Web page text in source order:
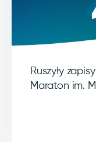
Ruszyły
Maraton im.